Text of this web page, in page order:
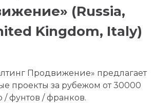
(Russia,
Kingdom, Italy)
Продвижение» предлагает
проекты за рубежом от 30000
/ фунтов / франков.